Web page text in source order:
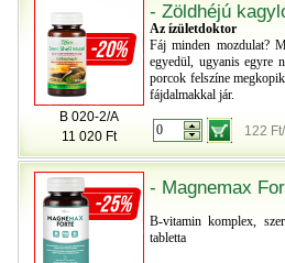
B 020-2/A
11 020 Ft
- Zöldhéjú
Az ízületdoktor
Fáj minden mozdulat?
egyedül, ugyanis egyre
porcok felszíne
fájdalmakkal jár.
122
- Magnemax
B-vitamin komplex,
tabletta